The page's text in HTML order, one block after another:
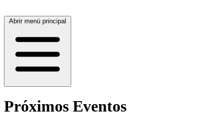
Abrir menú principal
Próximos Eventos